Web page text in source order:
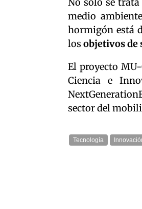
medio
hormigón está
los objetivos de
El proyecto
Ciencia e
sector del
Tecnología